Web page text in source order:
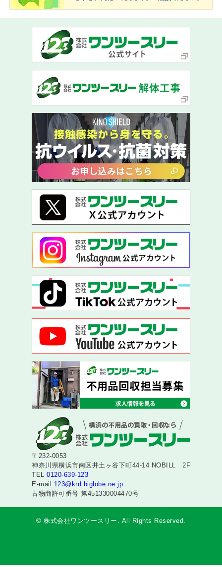
〒232-0053
神奈川県横浜市南区井土ヶ谷下町44-14 NOBILL 2F
TEL 0120-639-123
E-mail 123@krd.biglobe.ne.jp
古物商許可番号 第451330004470号
© 株式会社ワンツースリー. All Rights Reserved.